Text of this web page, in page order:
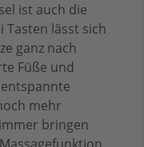
ist auch die
Tasten lässt sich
ganz nach
Füße und
mehr
bringen